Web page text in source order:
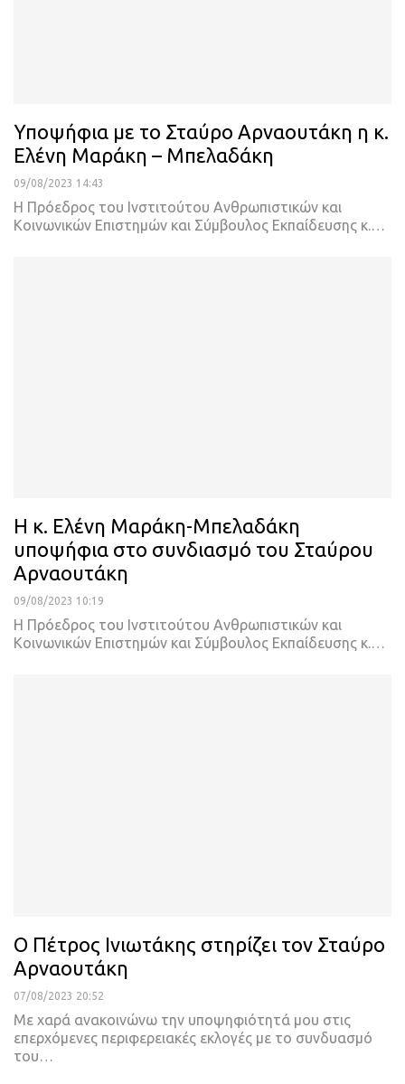
Υποψήφια με το Σταύρο Αρναουτάκη η κ.
Ελένη Μαράκη – Μπελαδάκη
09/08/2023 14:43
Η Πρόεδρος του Ινστιτούτου Ανθρωπιστικών και
Κοινωνικών Επιστημών και Σύμβουλος Εκπαίδευσης κ.…
Η κ. Ελένη Μαράκη-Μπελαδάκη
υποψήφια στο συνδιασμό του Σταύρου
Αρναουτάκη
09/08/2023 10:19
Η Πρόεδρος του Ινστιτούτου Ανθρωπιστικών και
Κοινωνικών Επιστημών και Σύμβουλος Εκπαίδευσης κ.…
Ο Πέτρος Ινιωτάκης στηρίζει τον Σταύρο
Αρναουτάκη
07/08/2023 20:52
Με χαρά ανακοινώνω την υποψηφιότητά μου στις
επερχόμενες περιφερειακές εκλογές με το συνδυασμό
του…